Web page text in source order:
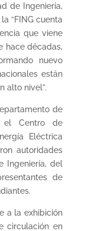
de Ingeniería,
“FING cuenta
que viene
hace décadas,
nuevo
están
alto nivel”.
de
el Centro de
Eléctrica
autoridades
Ingeniería, del
de
a la exhibición
circulación en